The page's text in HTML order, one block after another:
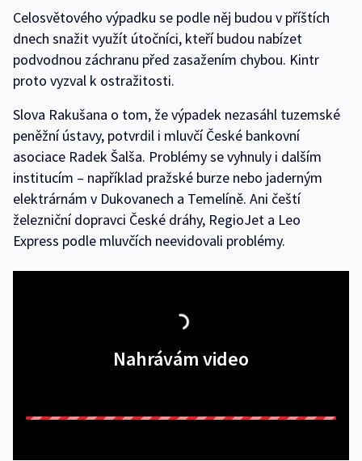
Celosvětového výpadku se podle něj budou v příštích
dnech snažit využít útočníci, kteří budou nabízet
podvodnou záchranu před zasažením chybou. Kintr
proto vyzval k ostražitosti.
Slova Rakušana o tom, že výpadek nezasáhl tuzemské
peněžní ústavy, potvrdil i mluvčí České bankovní
asociace Radek Šalša. Problémy se vyhnuly i dalším
institucím – například pražské burze nebo jaderným
elektrárnám v Dukovanech a Temelíně. Ani čeští
železniční dopravci České dráhy, RegioJet a Leo
Express podle mluvčích neevidovali problémy.
Nahrávám video